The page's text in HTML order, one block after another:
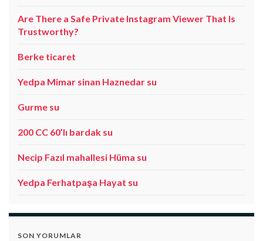
Are There a Safe Private Instagram Viewer That Is
Trustworthy?
Berke ticaret
Yedpa Mimar sinan Haznedar su
Gurme su
200 CC 60’lı bardak su
Necip Fazıl mahallesi Hüma su
Yedpa Ferhatpaşa Hayat su
SON YORUMLAR